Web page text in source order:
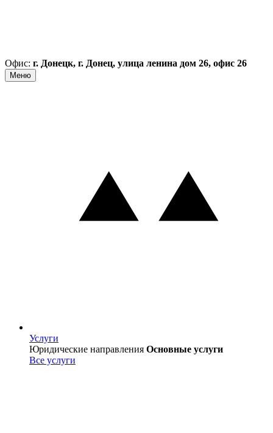
Офис: г. Донецк, г. Донец, улица ленина дом 26, офис 26
Меню
Услуги
Услуги
Юридические направления Основные услуги
Все услуги